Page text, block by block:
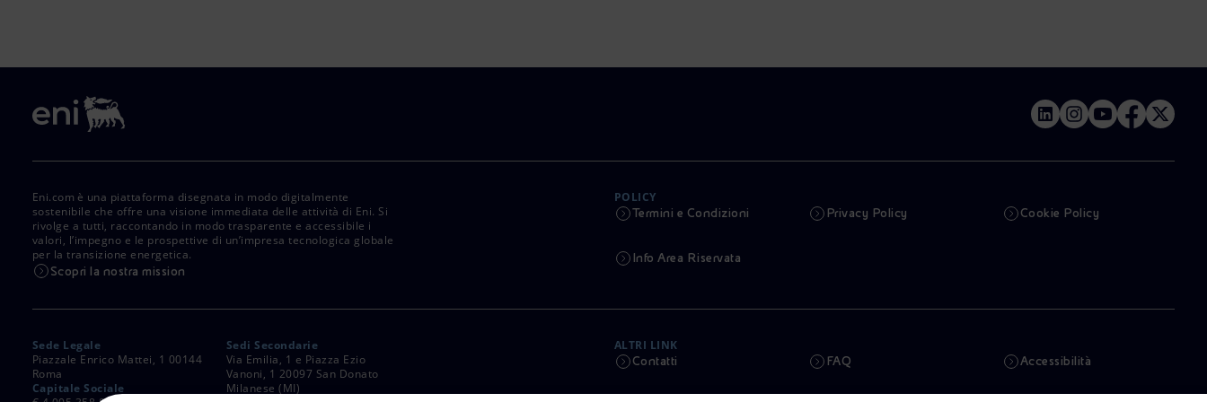
Eni.com è una piattaforma disegnata in modo digitalmente
sostenibile che offre una visione immediata delle attività di Eni. Si
rivolge a tutti, raccontando in modo trasparente e accessibile i
valori, l’impegno e le prospettive di un’impresa tecnologica globale
per la transizione energetica.
Scopri la nostra mission
POLICY
Termini e Condizioni Privacy Policy Cookie Policy
Info Area Riservata
Sede Legale
Piazzale Enrico Mattei, 1 00144
Roma
Capitale Sociale
Sedi Secondarie
Via Emilia, 1 e Piazza Ezio
Vanoni, 1 20097 San Donato
Milanese (MI)
ALTRI LINK
Contatti FAQ Accessibilità